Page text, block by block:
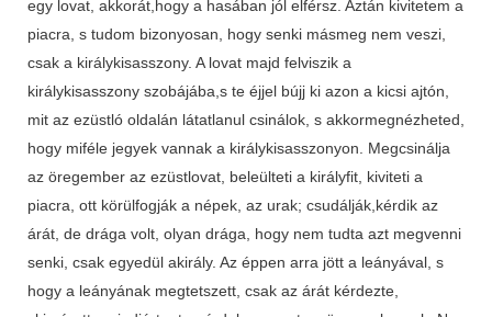
egy lovat, akkorát,hogy a hasában jól elférsz. Aztán kivitetem a
piacra, s tudom bizonyosan, hogy senki másmeg nem veszi,
csak a királykisasszony. A lovat majd felviszik a
királykisasszony szobájába,s te éjjel bújj ki azon a kicsi ajtón,
mit az ezüstló oldalán látatlanul csinálok, s akkormegnézheted,
hogy miféle jegyek vannak a királykisasszonyon. Megcsinálja
az öregember az ezüstlovat, beleülteti a királyfit, kiviteti a
piacra, ott körülfogják a népek, az urak; csudálják,kérdik az
árát, de drága volt, olyan drága, hogy nem tudta azt megvenni
senki, csak egyedül akirály. Az éppen arra jött a leányával, s
hogy a leányának megtetszett, csak az árát kérdezte,